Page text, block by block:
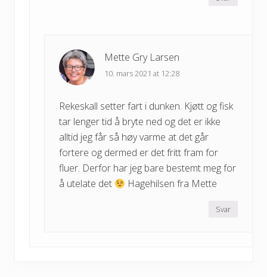
Mette Gry Larsen
10. mars 2021 at 12:28
Rekeskall setter fart i dunken. Kjøtt og fisk
tar lenger tid å bryte ned og det er ikke
alltid jeg får så høy varme at det går
fortere og dermed er det fritt fram for
fluer. Derfor har jeg bare bestemt meg for
å utelate det
Hagehilsen fra Mette
Svar